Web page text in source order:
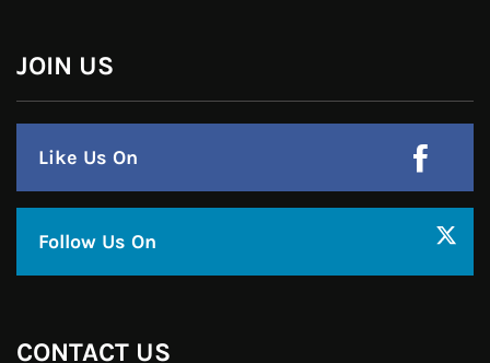
Pinterest
Instagram